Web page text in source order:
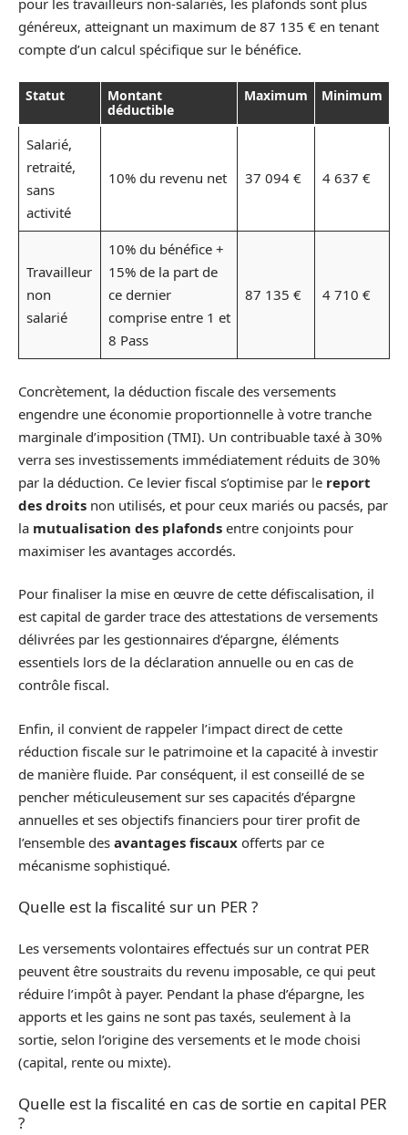
généreux, atteignant un maximum de 87 135 € en tenant
compte d’un calcul spécifique sur le bénéfice.
Statut
Montant
déductible
Maximum Minimum
Salarié,
retraité,
sans
activité
10% du revenu net 37 094 € 4 637 €
Travailleur
non
salarié
10% du bénéfice +
15% de la part de
ce dernier
comprise entre 1 et
8 Pass
87 135 € 4 710 €
Concrètement, la déduction fiscale des versements
engendre une économie proportionnelle à votre tranche
marginale d’imposition (TMI). Un contribuable taxé à 30%
verra ses investissements immédiatement réduits de 30%
par la déduction. Ce levier fiscal s’optimise par le report
des droits non utilisés, et pour ceux mariés ou pacsés, par
la mutualisation des plafonds entre conjoints pour
maximiser les avantages accordés.
Pour finaliser la mise en œuvre de cette défiscalisation, il
est capital de garder trace des attestations de versements
délivrées par les gestionnaires d’épargne, éléments
essentiels lors de la déclaration annuelle ou en cas de
contrôle fiscal.
Enfin, il convient de rappeler l’impact direct de cette
réduction fiscale sur le patrimoine et la capacité à investir
de manière fluide. Par conséquent, il est conseillé de se
pencher méticuleusement sur ses capacités d’épargne
annuelles et ses objectifs financiers pour tirer profit de
l’ensemble des avantages fiscaux offerts par ce
mécanisme sophistiqué.
Quelle est la fiscalité sur un PER ?
Les versements volontaires effectués sur un contrat PER
peuvent être soustraits du revenu imposable, ce qui peut
réduire l’impôt à payer. Pendant la phase d’épargne, les
apports et les gains ne sont pas taxés, seulement à la
sortie, selon l’origine des versements et le mode choisi
(capital, rente ou mixte).
Quelle est la fiscalité en cas de sortie en capital PER
?